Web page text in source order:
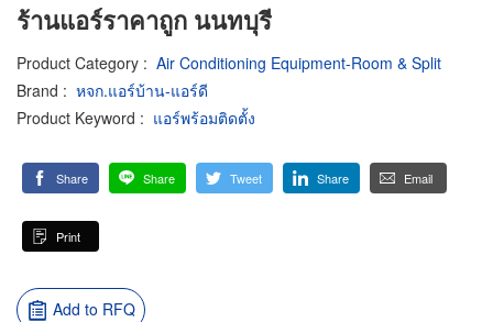
ร้านแอร์ราคาถูก นนทบุรี
Product Category : Air Conditioning Equipment-Room & Split
Brand : หจก.แอร์บ้าน-แอร์ดี
Product Keyword : แอร์พร้อมติดตั้ง
Share Share Tweet Share Email
Print
Add to RFQ